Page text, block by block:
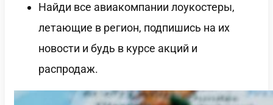
Найди все авиакомпании лоукостеры,
летающие в регион, подпишись на их
новости и будь в курсе акций и
распродаж.